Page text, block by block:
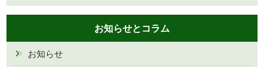
お知らせとコラム
お知らせ